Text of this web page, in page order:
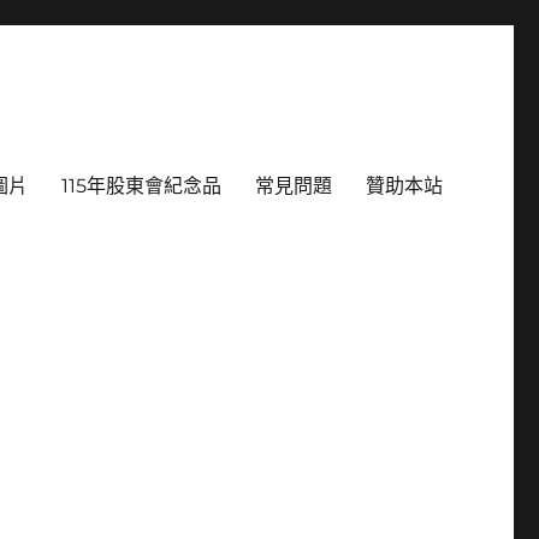
片 115年股東會紀念品 常見問題 贊助本站